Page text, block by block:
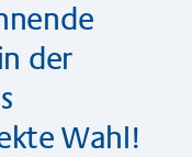
der
Wahl!